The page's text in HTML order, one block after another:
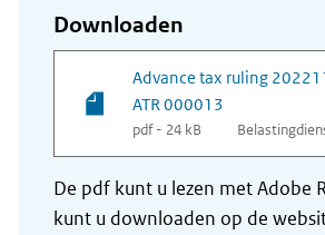
Downloaden
Advance tax ruling
ATR 000013
pdf - 24 kB
De pdf kunt u lezen met Adobe
kunt u downloaden op de